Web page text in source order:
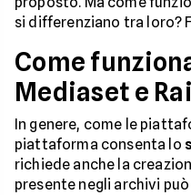
si differenziano tra loro?
Come
Mediaset e
In genere, come le
piattaforma consenta lo
richiede anche la
presente negli archivi